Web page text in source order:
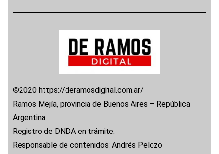
©2020 https://deramosdigital.com.ar/
Ramos Mejía, provincia de Buenos Aires – República
Argentina
Registro de DNDA en trámite.
Responsable de contenidos: Andrés Pelozo